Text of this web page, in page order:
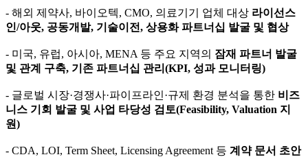
- 해외 제약사, 바이오텍, CMO, 의료기기 업체 대상 라이선스
인/아웃, 공동개발, 기술이전, 상용화 파트너십 발굴 및 협상
- 미국, 유럽, 아시아, MENA 등 주요 지역의 잠재 파트너 발굴
및 관계 구축, 기존 파트너십 관리(KPI, 성과 모니터링)
- 글로벌 시장·경쟁사·파이프라인·규제 환경 분석을 통한 비즈
니스 기회 발굴 및 사업 타당성 검토(Feasibility, Valuation 지
원)
- CDA, LOI, Term Sheet, Licensing Agreement 등 계약 문서 초안